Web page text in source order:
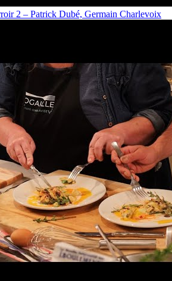
2 – Patrick Dubé, Germain Charlevoix